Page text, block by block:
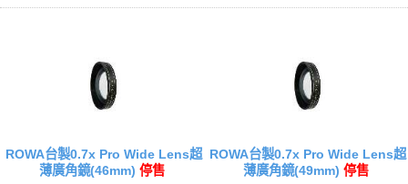
ROWA台製0.7x Pro Wide Lens超
薄廣角鏡(46mm) 停售
ROWA台製0.7x Pro Wide Lens超
薄廣角鏡(49mm) 停售